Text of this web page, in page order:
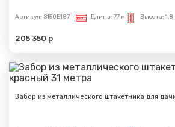
Артикул: S150E187 Длина: 77 м Высота: 1,8
205 350 р
Забор из металлического штакетника для